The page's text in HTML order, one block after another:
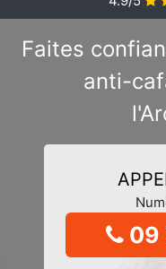
Faites
anti-
09